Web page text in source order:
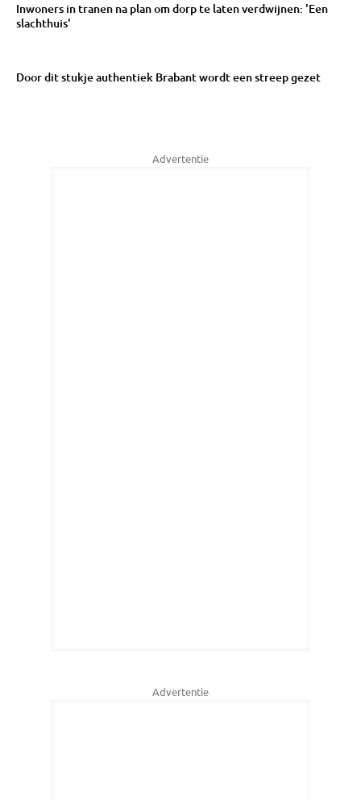
Inwoners in tranen na plan om dorp te laten verdwijnen: 'Een
slachthuis'
Door dit stukje authentiek Brabant wordt een streep gezet
Advertentie
Advertentie